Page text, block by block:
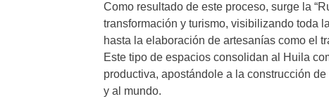
Como resultado de este proceso, surge la
transformación y turismo, visibilizando toda
hasta la elaboración de artesanías como el
Este tipo de espacios consolidan al Huila
productiva, apostándole a la construcción
y al mundo.